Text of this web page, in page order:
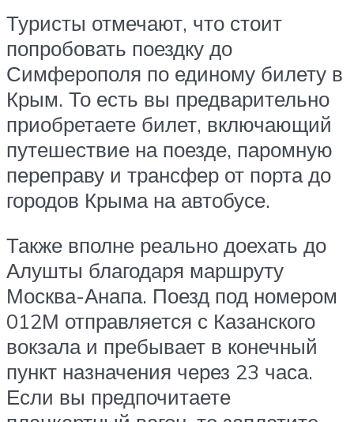
Туристы отмечают, что стоит
попробовать поездку до
Симферополя по единому билету в
Крым. То есть вы предварительно
приобретаете билет, включающий
путешествие на поезде, паромную
переправу и трансфер от порта до
городов Крыма на автобусе.
Также вполне реально доехать до
Алушты благодаря маршруту
Москва-Анапа. Поезд под номером
012М отправляется с Казанского
вокзала и пребывает в конечный
пункт назначения через 23 часа.
Если вы предпочитаете